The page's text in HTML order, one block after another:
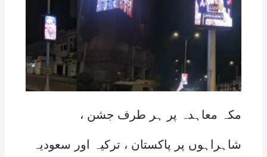
مکہ معاہدہ پر ہر طرف جشن ،
شاہراہوں پر پاکستان ، ترکیہ اور سعودیہ